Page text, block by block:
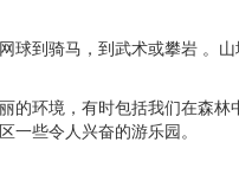
球到骑马，到武术或攀岩 。
的环境，有时包括我们在森
一些令人兴奋的游乐园。